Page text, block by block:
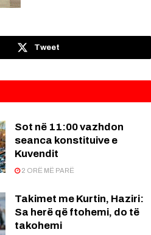
Tweet
Sot në 11:00 vazhdon
seanca konstituive e
Kuvendit
2 ORË MË PARË
Takimet me Kurtin, Haziri:
Sa herë që ftohemi, do të
takohemi